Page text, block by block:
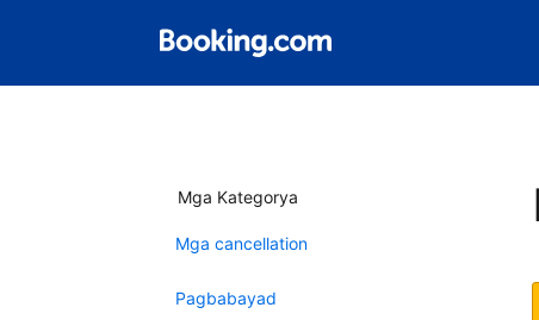
Mga Kategorya
Mga cancellation
Pagbabayad